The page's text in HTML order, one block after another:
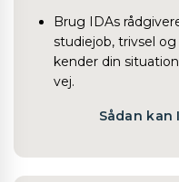
Brug IDAs
studiejob, trivsel
kender din
vej.
Sådan